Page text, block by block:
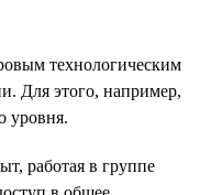
технологическим
Для этого, например,
уровня.
работая в группе